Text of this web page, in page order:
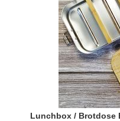
Lunchbox / Brotdose